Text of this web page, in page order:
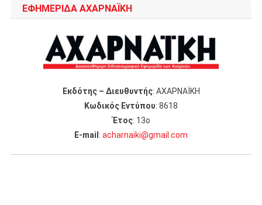
ΕΦΗΜΕΡΙΔΑ ΑΧΑΡΝΑΪΚΗ
Εκδότης – Διευθυντής: ΑΧΑΡΝΑΪΚΗ
Κωδικός Εντύπου: 8618
Έτος: 13ο
Ε-mail : acharnaiki@gmail.com